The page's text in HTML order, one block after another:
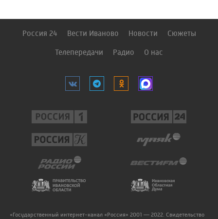
Россия 24 Вести Иваново Новости Сюжеты
Телепередачи Радио О нас
«Государственный интернет-канал «Россия» 2001 — 2022. Свидетельство